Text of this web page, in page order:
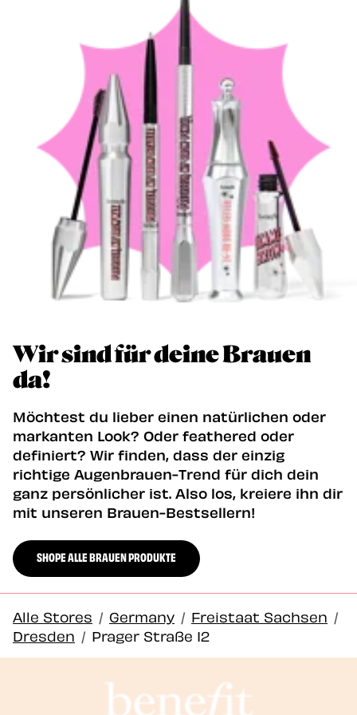
Wir sind für deine Brauen
da!
Möchtest du lieber einen natürlichen oder
markanten Look? Oder feathered oder
definiert? Wir finden, dass der einzig
richtige Augenbrauen-Trend für dich dein
ganz persönlicher ist. Also los, kreiere ihn dir
mit unseren Brauen-Bestsellern!
SHOPE ALLE BRAUEN PRODUKTE
Alle Stores / Germany / Freistaat Sachsen /
Dresden / Prager Straße 12